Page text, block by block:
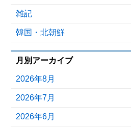
雑記
韓国・北朝鮮
月別アーカイブ
2026年8月
2026年7月
2026年6月